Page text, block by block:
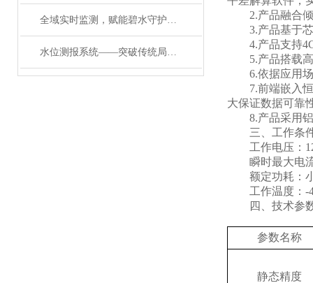
全域实时监测，赋能碧水守护——多参数水质自动监测站系统应用赋能
水位测报系统——突破传统局限：雷达流速监测系统的多维度优势解析
2.产品融合倾
3.产品基于芯
4.产品支持4G/
5.产品搭载高
6.依据应用场
7.前端嵌入恒
大保证数据可靠
8.产品采用铝
三、工作条
工作电压：
瞬时最大电流
额定功耗：小
工作温度：-
四、技术参
参数名称
静态精度